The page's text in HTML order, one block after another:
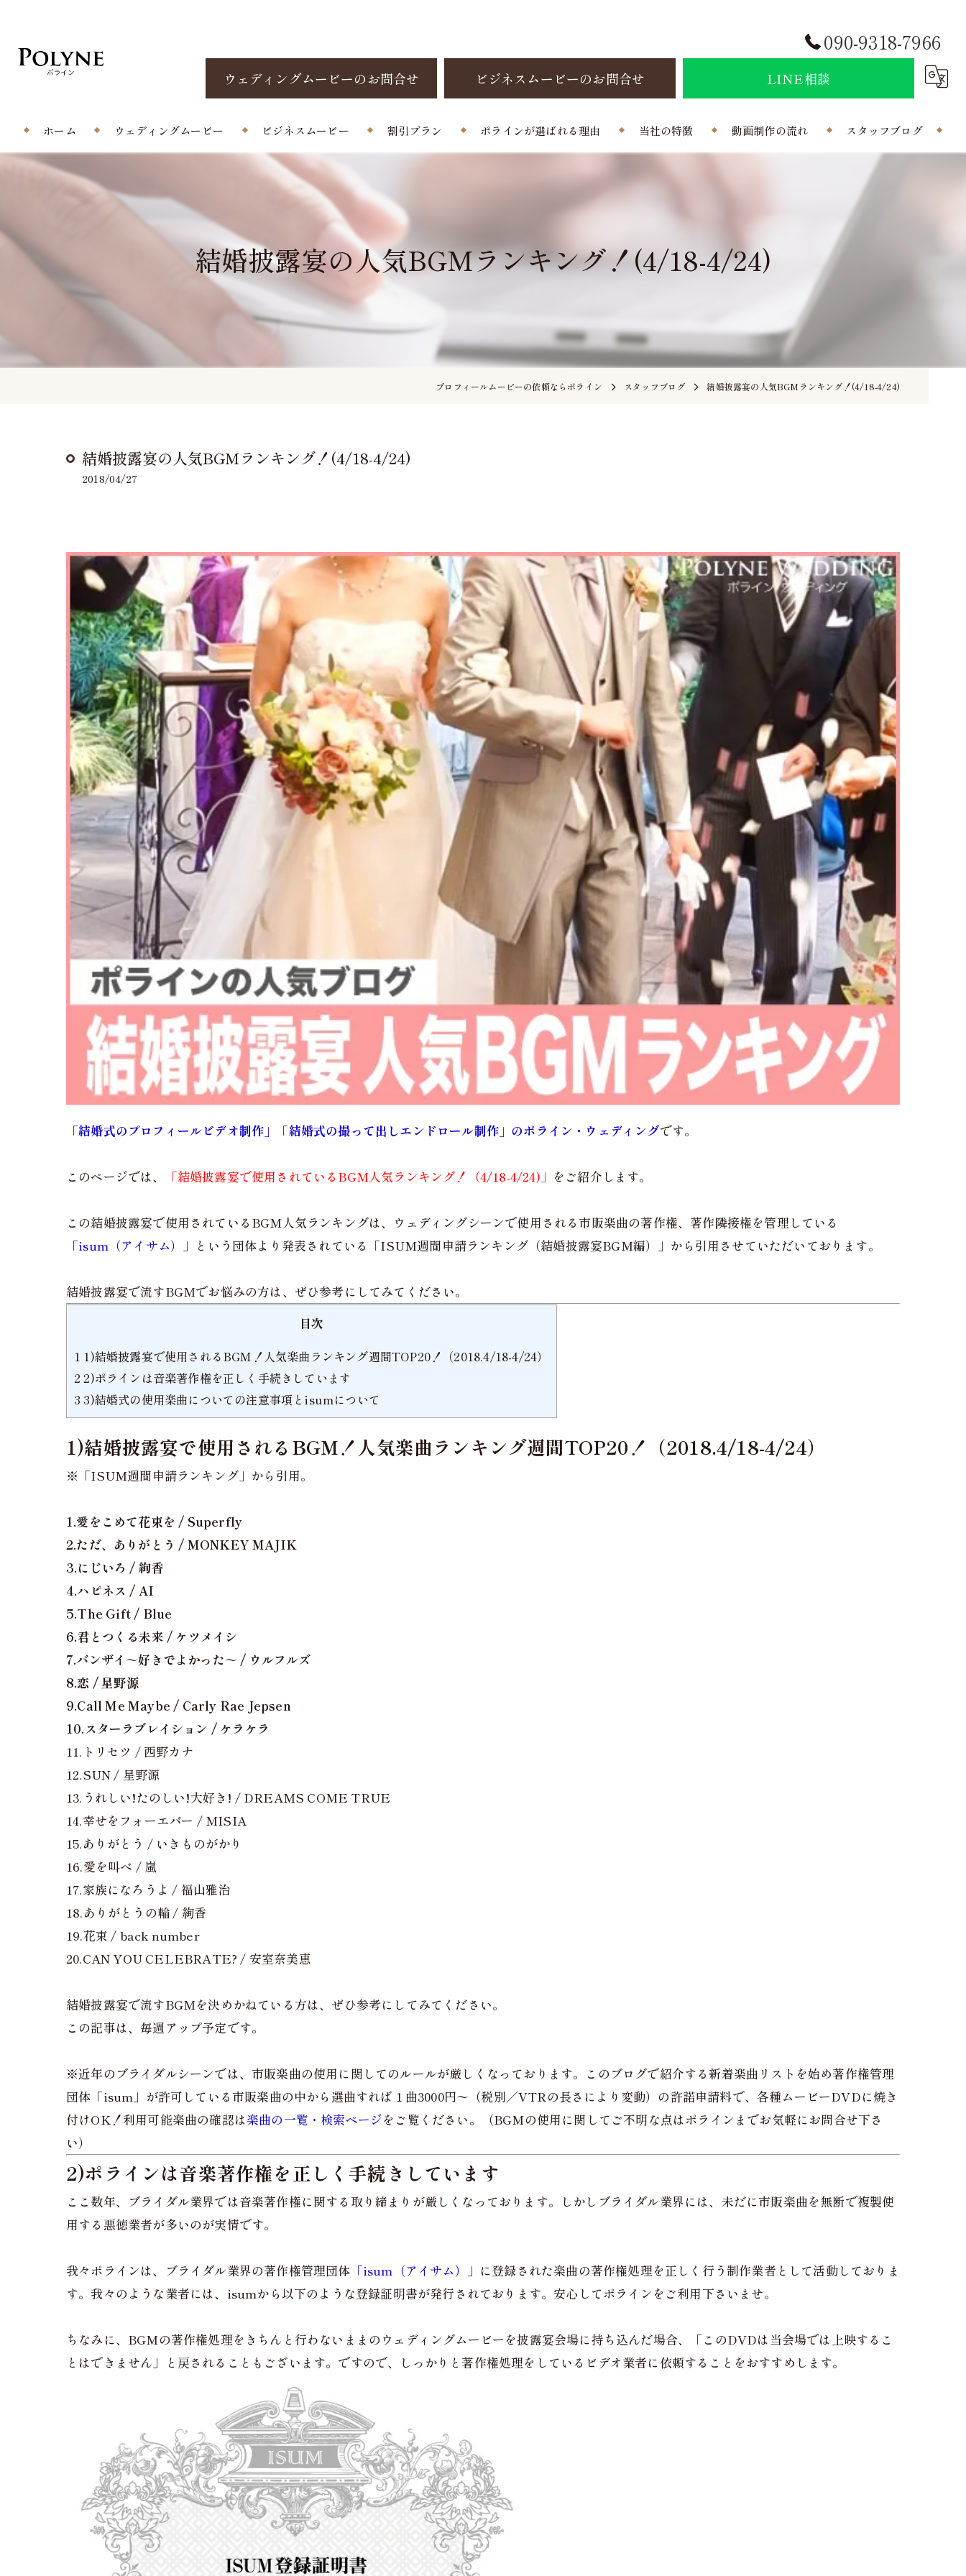
090-9318-7966
ウェディングムービーのお問合せ ビジネスムービーのお問合せ LINE相談
ホーム ウェディングムービー
エンドロール/当日撮影
オープニングムービー
ビジネスムービー 割引プラン ポラインが選ばれる理由 当社の特徴
結婚式
曲
動画制作の流れ スタッフブログ
ポラインのコラム
結婚披露宴の人気BGMランキング！(4/18-4/24)
プロフィールムービーの依頼ならポライン スタッフブログ 結婚披露宴の人気BGMランキング！(4/18-4/24)
結婚披露宴の人気BGMランキング！(4/18-4/24)
2018/04/27
「結婚式のプロフィールビデオ制作」「結婚式の撮って出しエンドロール制作」のポライン・ウェディングです。
このページでは、 「結婚披露宴で使用されているBGM人気ランキング！（4/18-4/24)」 をご紹介します。
この結婚披露宴で使用されているBGM人気ランキングは、ウェディングシーンで使用される市販楽曲の著作権、著作隣接権を管理している
「isum（アイサム）」 という団体より発表されている「ISUM週間申請ランキング（結婚披露宴BGM編）」から引用させていただいております。
結婚披露宴で流すBGMでお悩みの方は、ぜひ参考にしてみてください。
目次
1 1)結婚披露宴で使用されるBGM！人気楽曲ランキング週間TOP20！（2018.4/18-4/24）
2 2)ポラインは音楽著作権を正しく手続きしています
3 3)結婚式の使用楽曲についての注意事項とisumについて
1)結婚披露宴で使用されるBGM！人気楽曲ランキング週間TOP20！（2018.4/18-4/24）
※「ISUM週間申請ランキング」から引用。
1.愛をこめて花束を / Superfly
2.ただ、ありがとう / MONKEY MAJIK
3.にじいろ / 絢香
4.ハピネス / AI
5.The Gift / Blue
6.君とつくる未来 / ケツメイシ
7.バンザイ～好きでよかった～ / ウルフルズ
8.恋 / 星野源
9.Call Me Maybe / Carly Rae Jepsen
10.スターラブレイション / ケラケラ
11.トリセツ / 西野カナ
12.SUN / 星野源
13.うれしい!たのしい!大好き! / DREAMS COME TRUE
14.幸せをフォーエバー / MISIA
15.ありがとう / いきものがかり
16.愛を叫べ / 嵐
17.家族になろうよ / 福山雅治
18.ありがとうの輪 / 絢香
19.花束 / back number
20.CAN YOU CELEBRATE? / 安室奈美恵
結婚披露宴で流すBGMを決めかねている方は、ぜひ参考にしてみてください。
この記事は、毎週アップ予定です。
※近年のブライダルシーンでは、市販楽曲の使用に関してのルールが厳しくなっております。このブログで紹介する新着楽曲リストを始め著作権管理
団体「isum」が許可している市販楽曲の中から選曲すれば１曲3000円〜（税別／VTRの長さにより変動）の許諾申請料で、各種ムービーDVDに焼き
付けOK！利用可能楽曲の確認は楽曲の一覧・検索ページをご覧ください。（BGMの使用に関してご不明な点はポラインまでお気軽にお問合せ下さ
い）
2)ポラインは音楽著作権を正しく手続きしています
ここ数年、ブライダル業界では音楽著作権に関する取り締まりが厳しくなっております。しかしブライダル業界には、未だに市販楽曲を無断で複製使
用する悪徳業者が多いのが実情です。
我々ポラインは、ブライダル業界の著作権管理団体 「isum（アイサム）」 に登録された楽曲の著作権処理を正しく行う制作業者として活動しておりま
す。我々のような業者には、isumから以下のような登録証明書が発行されております。安心してポラインをご利用下さいませ。
ちなみに、BGMの著作権処理をきちんと行わないままのウェディングムービーを披露宴会場に持ち込んだ場合、「このDVDは当会場では上映するこ
とはできません」と戻されることもございます。ですので、しっかりと著作権処理をしているビデオ業者に依頼することをおすすめします。